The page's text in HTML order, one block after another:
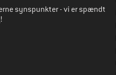
synspunkter - vi er spændt